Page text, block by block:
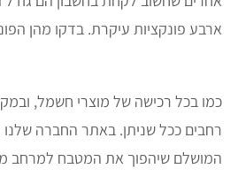
ארבע פונקציות עיקרת. בדקו מהן
כמו בכל רכישה של מוצרי חשמל,
רחבים ככל שניתן. באתר החברה שלנו
המושלם שיהפוך את המטבח למרחב